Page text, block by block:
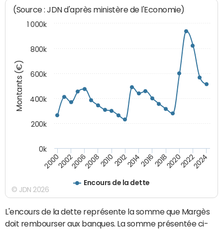
Montants (€)
(Source : JDN d'après ministère de l'Economie)
Encours de la dette
200020022006200820102012201420162018202020222024
0k
200k
400k
600k
800k
1 000k
© JDN 2026
L'encours de la dette représente la somme que Margès
doit rembourser aux banques. La somme présentée ci-